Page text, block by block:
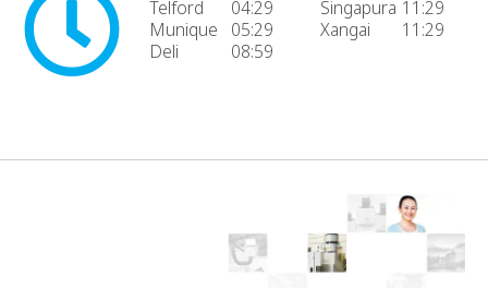
Telford
04:29
Munique
05:29
Deli
08:59
Singapura 11:29
Xangai
11:29